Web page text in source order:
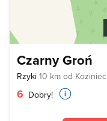
Czarny Groń
Rzyki 10 km od Koziniec
6 Dobry!